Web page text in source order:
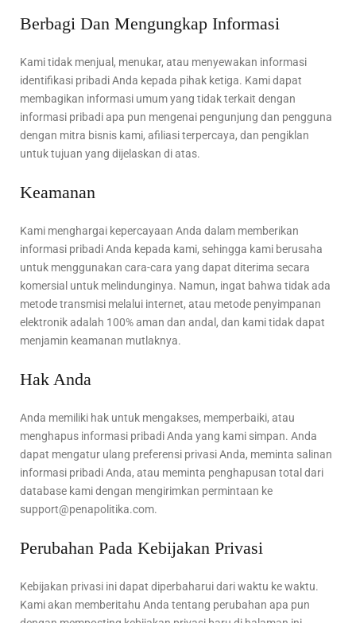
Berbagi Dan Mengungkap Informasi
Kami tidak menjual, menukar, atau menyewakan informasi
identifikasi pribadi Anda kepada pihak ketiga. Kami dapat
membagikan informasi umum yang tidak terkait dengan
informasi pribadi apa pun mengenai pengunjung dan pengguna
dengan mitra bisnis kami, afiliasi terpercaya, dan pengiklan
untuk tujuan yang dijelaskan di atas.
Keamanan
Kami menghargai kepercayaan Anda dalam memberikan
informasi pribadi Anda kepada kami, sehingga kami berusaha
untuk menggunakan cara-cara yang dapat diterima secara
komersial untuk melindunginya. Namun, ingat bahwa tidak ada
metode transmisi melalui internet, atau metode penyimpanan
elektronik adalah 100% aman dan andal, dan kami tidak dapat
menjamin keamanan mutlaknya.
Hak Anda
Anda memiliki hak untuk mengakses, memperbaiki, atau
menghapus informasi pribadi Anda yang kami simpan. Anda
dapat mengatur ulang preferensi privasi Anda, meminta salinan
informasi pribadi Anda, atau meminta penghapusan total dari
database kami dengan mengirimkan permintaan ke
support@penapolitika.com.
Perubahan Pada Kebijakan Privasi
Kebijakan privasi ini dapat diperbaharui dari waktu ke waktu.
Kami akan memberitahu Anda tentang perubahan apa pun